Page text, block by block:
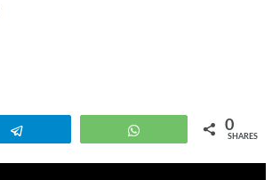
WhatsApp 0
SHARES